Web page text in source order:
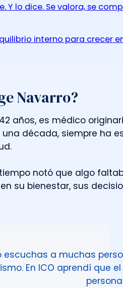
Y lo dice. Se valora, se
interno para crecer
Navarro?
42 años, es médico originar
una década, siempre ha e
d.
tiempo notó que algo falta
en su bienestar, sus decisio
escuchas a muchas
En ICO aprendí que